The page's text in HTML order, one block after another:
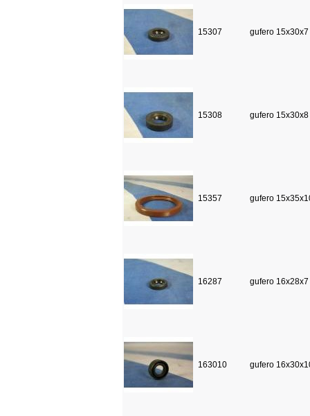
15307 gufero 15x30x7
15308 gufero 15x30x8
15357 gufero
16287 gufero 16x28x7
163010 gufero